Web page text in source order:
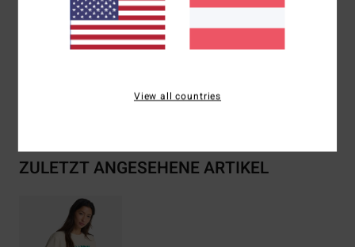
Zusammensetzung[Hauptstoff] 55 % Baumwolle, 25 %
recycelte Baumwolle, 20 % recyceltes Polyester
Versand & Rückversand
ZULETZT ANGESEHENE ARTIKEL
View all countries